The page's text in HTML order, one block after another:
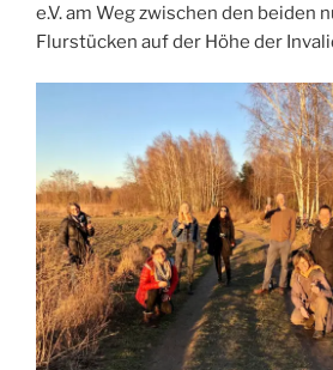
e.V. am Weg zwischen den beiden
Flurstücken auf der Höhe der